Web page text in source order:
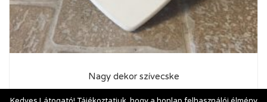
Nagy dekor szívecske
1 600Ft